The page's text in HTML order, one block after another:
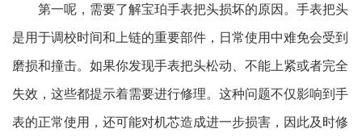
第一呢，需要了解宝珀手表把头损坏的原因。手表把头
是用于调校时间和上链的重要部件，日常使用中难免会受到
磨损和撞击。如果你发现手表把头松动、不能上紧或者完全
失效，这些都提示着需要进行修理。这种问题不仅影响到手
表的正常使用，还可能对机芯造成进一步损害，因此及时修